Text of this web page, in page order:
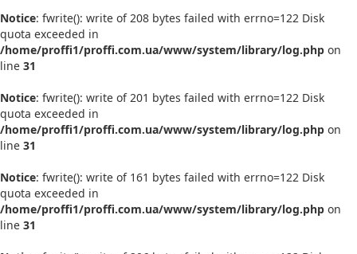
Notice: fwrite(): write of 208 bytes failed with errno=122 Disk
quota exceeded in
/home/proffi1/proffi.com.ua/www/system/library/log.php on
line 31
Notice: fwrite(): write of 201 bytes failed with errno=122 Disk
quota exceeded in
/home/proffi1/proffi.com.ua/www/system/library/log.php on
line 31
Notice: fwrite(): write of 161 bytes failed with errno=122 Disk
quota exceeded in
/home/proffi1/proffi.com.ua/www/system/library/log.php on
line 31